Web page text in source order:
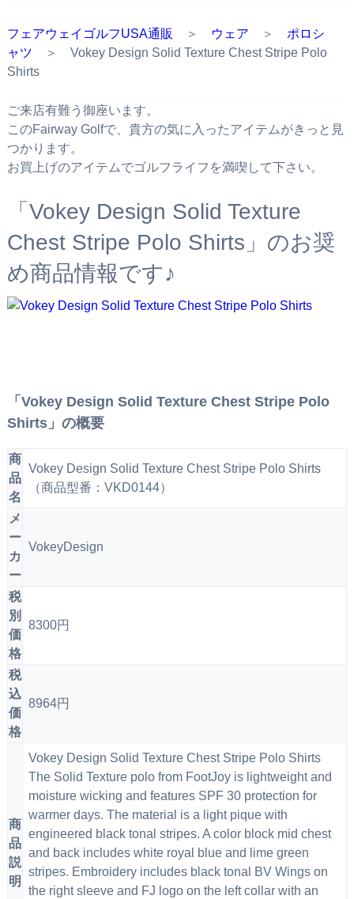
フェアウェイゴルフUSA通販 ＞ ウェア ＞ ポロシ
ャツ ＞ Vokey Design Solid Texture Chest Stripe Polo
Shirts
ご来店有難う御座います。
このFairway Golfで、貴方の気に入ったアイテムがきっと見
つかります。
お買上げのアイテムでゴルフライフを満喫して下さい。
「Vokey Design Solid Texture
Chest Stripe Polo Shirts」のお奨
め商品情報です♪
「Vokey Design Solid Texture Chest Stripe Polo
Shirts」の概要
商
品
名
Vokey Design Solid Texture Chest Stripe Polo Shirts
（商品型番：VKD0144）
メ
ー
カ
ー
VokeyDesign
税
別
価
格
8300円
税
込
価
格
8964円
商
品
説
明
Vokey Design Solid Texture Chest Stripe Polo Shirts
The Solid Texture polo from FootJoy is lightweight and
moisture wicking and features SPF 30 protection for
warmer days. The material is a light pique with
engineered black tonal stripes. A color block mid chest
and back includes white royal blue and lime green
stripes. Embroidery includes black tonal BV Wings on
the right sleeve and FJ logo on the left collar with an